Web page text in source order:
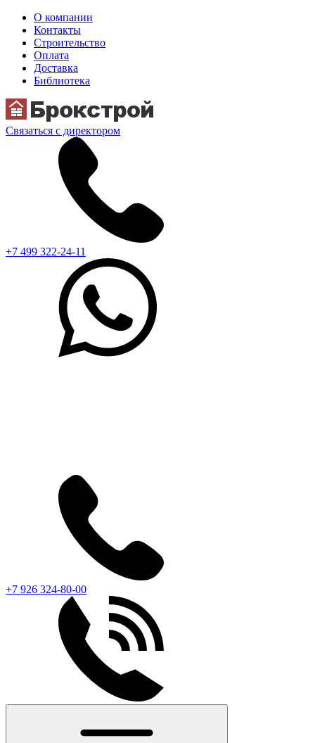
О компании
Контакты
Строительство
Оплата
Доставка
Библиотека
Связаться с директором
+7 499 322-24-11
+7 926 324-80-00